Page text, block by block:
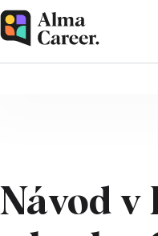
Návod v